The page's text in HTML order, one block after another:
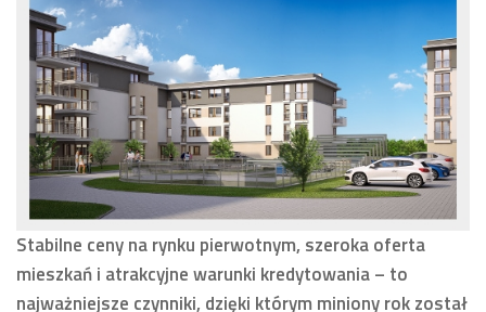
Stabilne ceny na rynku pierwotnym, szeroka oferta
mieszkań i atrakcyjne warunki kredytowania – to
najważniejsze czynniki, dzięki którym miniony rok został